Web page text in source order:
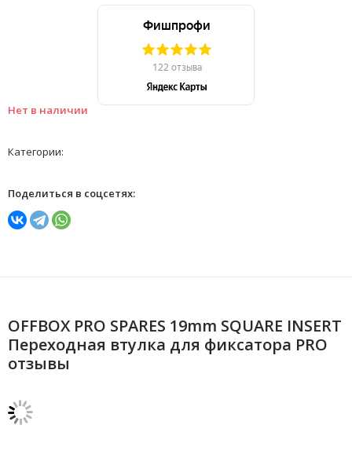
Нет в наличии
Категории:
Поделиться в соцсетях:
OFFBOX PRO SPARES 19mm SQUARE INSERT
Переходная втулка для фиксатора PRO
отзывы